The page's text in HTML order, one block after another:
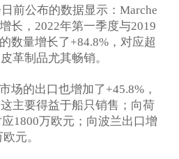
前公布的数据显示： Marche
长， 2022年第一季度与2019
数量增长了+84.8% ，对应超
革制品尤其畅销。
场的出口也增加了+45.8% ，
主要得益于船只销售；向荷
应1800万欧元；向波兰出口增
元。